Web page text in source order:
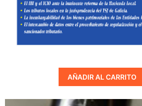
AÑADIR AL CARRITO